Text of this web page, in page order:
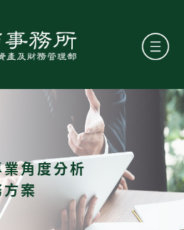
角度分析
案